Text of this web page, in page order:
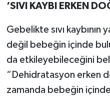
‘SIVI KAYBI ERKEN
Gebelikte sıvı kaybının
değil bebeğin içinde
da etkileyebileceğini
“Dehidratasyon erken
zamanda bebeğin